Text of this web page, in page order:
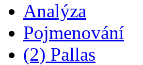
Analýza
Pojmenování
(2) Pallas